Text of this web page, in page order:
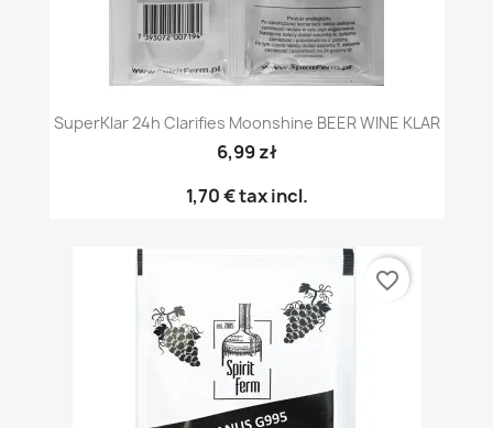
SuperKlar 24h Clarifies Moonshine BEER WINE KLAR
6,99 zł
1,70 €tax incl.
favorite_border